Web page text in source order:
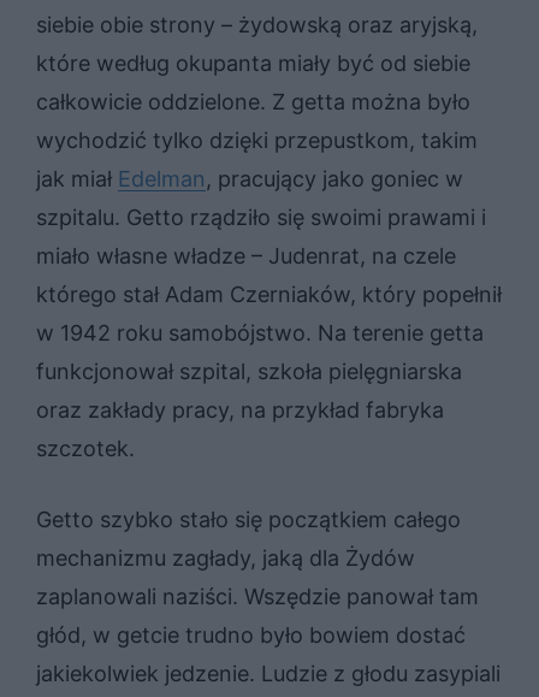
siebie obie strony – żydowską oraz aryjską,
które według okupanta miały być od siebie
całkowicie oddzielone. Z getta można było
wychodzić tylko dzięki przepustkom, takim
jak miał Edelman, pracujący jako goniec w
szpitalu. Getto rządziło się swoimi prawami i
miało własne władze – Judenrat, na czele
którego stał Adam Czerniaków, który popełnił
w 1942 roku samobójstwo. Na terenie getta
funkcjonował szpital, szkoła pielęgniarska
oraz zakłady pracy, na przykład fabryka
szczotek.
Getto szybko stało się początkiem całego
mechanizmu zagłady, jaką dla Żydów
zaplanowali naziści. Wszędzie panował tam
głód, w getcie trudno było bowiem dostać
jakiekolwiek jedzenie. Ludzie z głodu zasypiali